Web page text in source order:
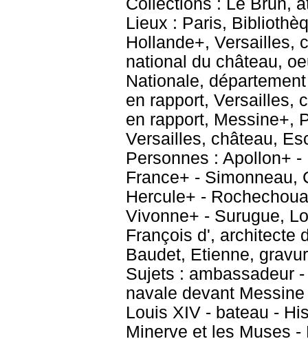
Collections : Le Brun,
Lieux : Paris,
Hollande+, Versailles,
national du château,
Nationale,
en rapport, Versailles,
en rapport, Messine+,
Versailles, château,
Personnes : Apollon+
France+ - Simonneau,
Hercule+ -
Vivonne+ - Surugue,
François d', architecte
Baudet, Etienne,
Sujets : ambassadeur
navale devant
Louis XIV - bateau -
Minerve et les Muses